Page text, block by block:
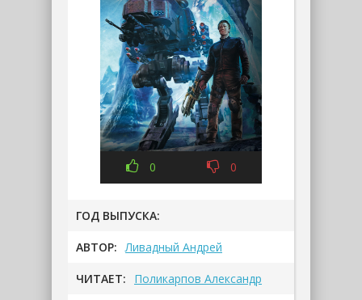
0 0
ГОД ВЫПУСКА:
АВТОР: Ливадный Андрей
ЧИТАЕТ: Поликарпов Александр